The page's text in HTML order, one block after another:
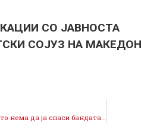
СО ЈАВНОСТА
СОЈУЗ НА